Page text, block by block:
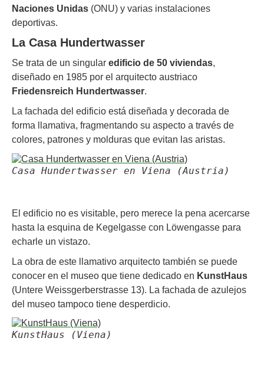
Naciones Unidas (ONU) y varias instalaciones
deportivas.
La Casa Hundertwasser
Se trata de un singular edificio de 50 viviendas,
diseñado en 1985 por el arquitecto austriaco
Friedensreich Hundertwasser.
La fachada del edificio está diseñada y decorada de
forma llamativa, fragmentando su aspecto a través de
colores, patrones y molduras que evitan las aristas.
Casa Hundertwasser en Viena (Austria)
El edificio no es visitable, pero merece la pena acercarse
hasta la esquina de Kegelgasse con Löwengasse para
echarle un vistazo.
La obra de este llamativo arquitecto también se puede
conocer en el museo que tiene dedicado en KunstHaus
(Untere Weissgerberstrasse 13). La fachada de azulejos
del museo tampoco tiene desperdicio.
KunstHaus (Viena)